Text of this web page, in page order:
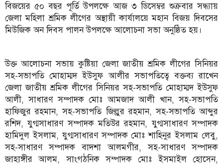
বিজয়ের ৫০ বছর পূর্তি উপলক্ষে আজ ৩ ডিসেম্বর শুক্রবার সন্ধ্যায়
জেলা মহিলা শ্রমিক লীগের অস্থায়ী কার্যালয়ে মহান বিজয় দিবসের
মিউজিক অন দিবস পালন উপলক্ষে আলোচনা সভা অনুষ্ঠিত হয়।
উক্ত আলোচনা সভায় কুষ্টিয়া জেলা জাতীয় শ্রমিক লীগের সিনিয়র
সহ-সভাপতি মোহাম্মদ ইউসুফ আলীর সভাপতিত্বে বক্তব্য রাখেন
জেলা জাতীয় শ্রমিক লীগের সিনিয়র সহ-সভাপতি মোহাম্মদ ইউসুফ
আলী, সাধারণ সম্পাদক মোঃ আমজাদ আলী খান, সহ-সভাপতি
হাফিজুর রহমান, সহ-সভাপতি জিল্লুর রহমান, সহ-সভাপতি আব্দুর
রশিদ, যুগ্মসাধারণ সম্পাদক মতিউর রহমান, যুগ্মসাধারণ সম্পাদক
হামিদুল ইসলাম, যুগ্মসাধারণ সম্পাদক মোঃ শাহিনুর ইসলাম লেবু,
সহ-সাধারণ সম্পাদক বাদশা আলমগীর, সহ-সাধারণ সম্পাদক
জাহাঙ্গীর আলম, সাংগঠনিক সম্পাদক মোঃ ইসমাইল হোসেন,